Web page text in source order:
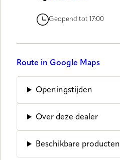
Geopend tot 17:00
Route in Google Maps
Openingstijden
Over deze dealer
Beschikbare producten